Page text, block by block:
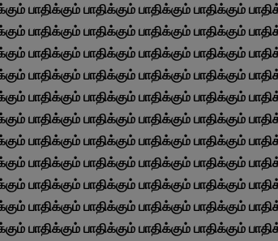
பாதிக்கும் பாதிக்கும் பாதிக்கும் பாதிக்கும்
பாதிக்கும் பாதிக்கும் பாதிக்கும் பாதிக்கும்
பாதிக்கும் பாதிக்கும் பாதிக்கும் பாதிக்கும்
பாதிக்கும் பாதிக்கும் பாதிக்கும் பாதிக்கும்
பாதிக்கும் பாதிக்கும் பாதிக்கும் பாதிக்கும்
பாதிக்கும் பாதிக்கும் பாதிக்கும் பாதிக்கும்
பாதிக்கும் பாதிக்கும் பாதிக்கும் பாதிக்கும்
பாதிக்கும் பாதிக்கும் பாதிக்கும் பாதிக்கும்
பாதிக்கும் பாதிக்கும் பாதிக்கும் பாதிக்கும்
பாதிக்கும் பாதிக்கும் பாதிக்கும் பாதிக்கும்
பாதிக்கும் பாதிக்கும் பாதிக்கும் பாதிக்கும்